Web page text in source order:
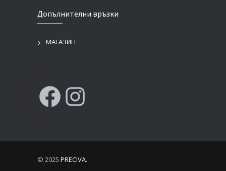
Допълнителни връзки
МАГАЗИН
FacebookInstagram
© 2025 PRECIVA.